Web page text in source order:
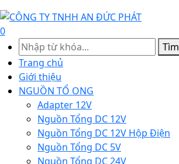
0
Tìm
Trang chủ
Giới thiệu
NGUỒN TỔ ONG
Adapter 12V
Nguồn Tổng DC 12V
Nguồn Tổng DC 12V Hộp Điện
Nguồn Tổng DC 5V
Nguồn Tổng DC 24V